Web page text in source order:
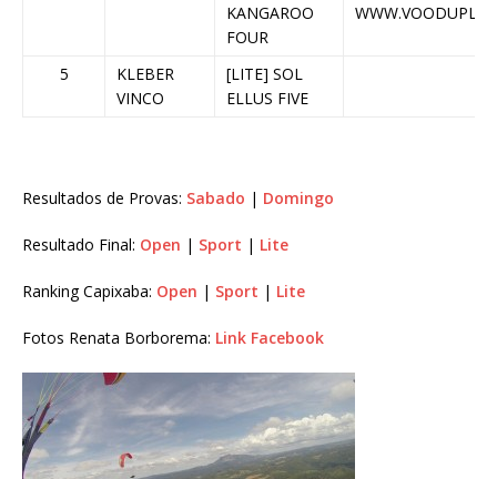
KANGAROO
FOUR
5
KLEBER
VINCO
[LITE] SOL
ELLUS FIVE
Resultados de Provas: Sabado | Domingo
Resultado Final: Open | Sport | Lite
Ranking Capixaba: Open | Sport | Lite
Fotos Renata Borborema: Link Facebook